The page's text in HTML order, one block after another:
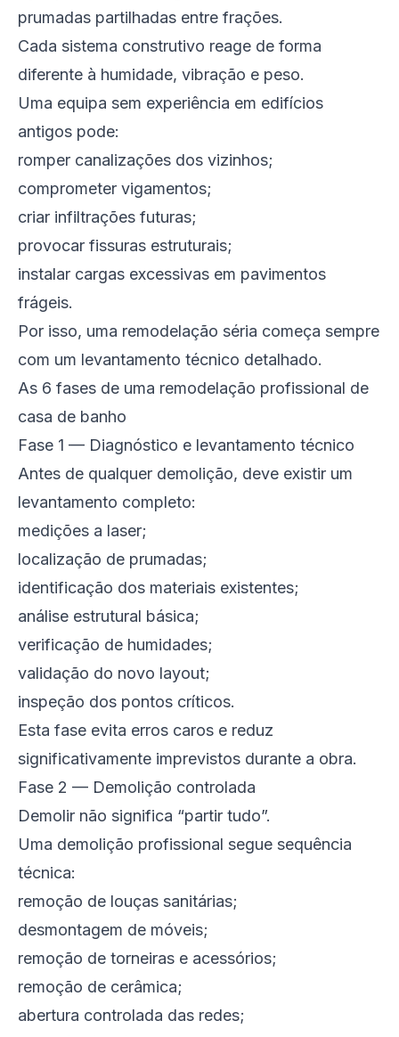
prumadas partilhadas entre frações.
Cada sistema construtivo reage de forma
diferente à humidade, vibração e peso.
Uma equipa sem experiência em edifícios
antigos pode:
romper canalizações dos vizinhos;
comprometer vigamentos;
criar infiltrações futuras;
provocar fissuras estruturais;
instalar cargas excessivas em pavimentos
frágeis.
Por isso, uma remodelação séria começa sempre
com um levantamento técnico detalhado.
As 6 fases de uma remodelação profissional de
casa de banho
Fase 1 — Diagnóstico e levantamento técnico
Antes de qualquer demolição, deve existir um
levantamento completo:
medições a laser;
localização de prumadas;
identificação dos materiais existentes;
análise estrutural básica;
verificação de humidades;
validação do novo layout;
inspeção dos pontos críticos.
Esta fase evita erros caros e reduz
significativamente imprevistos durante a obra.
Fase 2 — Demolição controlada
Demolir não significa “partir tudo”.
Uma demolição profissional segue sequência
técnica:
remoção de louças sanitárias;
desmontagem de móveis;
remoção de torneiras e acessórios;
remoção de cerâmica;
abertura controlada das redes;